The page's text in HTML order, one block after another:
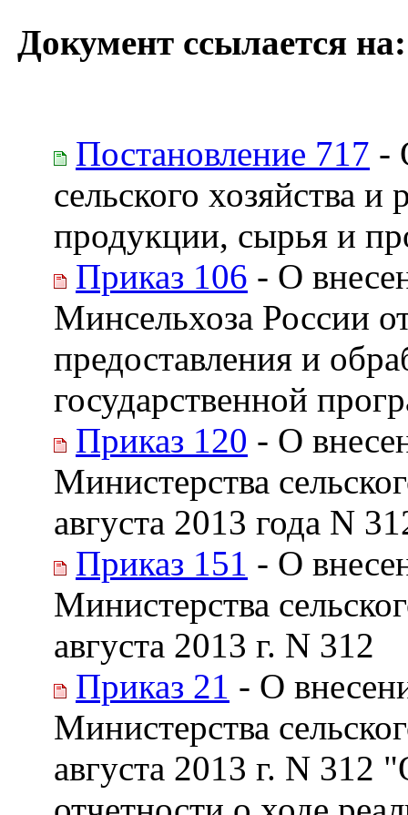
Документ ссылается на:
Постановление 717 -
сельского хозяйства
продукции, сырья и
Приказ 106 - О
Минсельхоза России
предоставления и
государственной
Приказ 120 - О
Министерства
августа 2013 года N
Приказ 151 - О
Министерства
августа 2013 г. N 312
Приказ 21 - О
Министерства
августа 2013 г. N 312